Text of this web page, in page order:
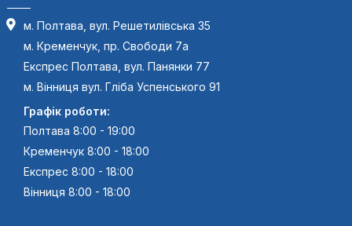
м. Полтава, вул. Решетилівська 35
м. Кременчук, пр. Свободи 7а
Експрес Полтава, вул. Панянки 77
м. Вінниця вул. Гліба Успенського 91
Графік роботи:
Полтава 8:00 - 19:00
Кременчук 8:00 - 18:00
Експрес 8:00 - 18:00
Вінниця 8:00 - 18:00